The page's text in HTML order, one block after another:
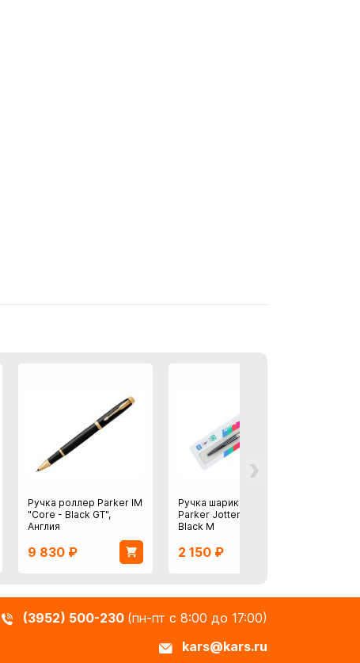
›
Ручка роллер Parker IM
"Core - Black GT",
Англия
9 830 ₽
Ручка шариковая
Parker Jotter Color -
Black M
2 150 ₽
(3952) 500-230 (пн-пт с 8:00 до 17:00)
kars@kars.ru